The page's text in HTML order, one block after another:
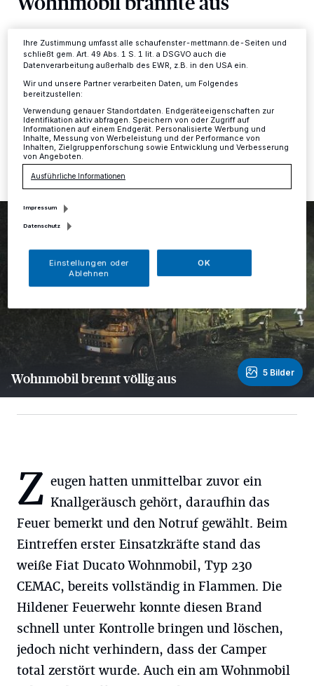
Kreis·Am späten Mittwochabend gegen 23.20 Uhr
wurden Feuerwehr und Polizei in Hilden zur Karnaper
Straße gerufen, weil dort in Höhe des Hauses Nr. 61
ein am Fahrbahnrand geparktes Wohnmobil brannte.
28.07.2016 , 10:57 Uhr Eine Minute Lesezeit
Wohnmobil brennt völlig aus 5 Bilder
Z eugen hatten unmittelbar zuvor ein
Knallgeräusch gehört, daraufhin das
Feuer bemerkt und den Notruf gewählt. Beim
Eintreffen erster Einsatzkräfte stand das
weiße Fiat Ducato Wohnmobil, Typ 230
CEMAC, bereits vollständig in Flammen. Die
Hildener Feuerwehr konnte diesen Brand
schnell unter Kontrolle bringen und löschen,
jedoch nicht verhindern, dass der Camper
total zerstört wurde. Auch ein am Wohnmobil
Einstellungen oder Ablehnen am unteren Rand der Webseite klicken.
Ihre Zustimmung umfasst alle schaufenster-mettmann.de-Seiten und
schließt gem. Art. 49 Abs. 1 S. 1 lit. a DSGVO auch die
Datenverarbeitung außerhalb des EWR, z.B. in den USA ein.
Wir und unsere Partner verarbeiten Daten, um Folgendes
bereitzustellen:
Verwendung genauer Standortdaten. Endgeräteeigenschaften zur
Identifikation aktiv abfragen. Speichern von oder Zugriff auf
Informationen auf einem Endgerät. Personalisierte Werbung und
Inhalte, Messung von Werbeleistung und der Performance von
Inhalten, Zielgruppenforschung sowie Entwicklung und Verbesserung
von Angeboten.
Ausführliche Informationen
Impressum
Datenschutz
Einstellungen oder
Ablehnen
OK